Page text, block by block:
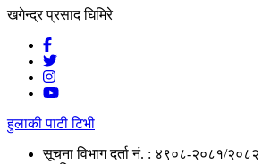
खगेन्द्र प्रसाद घिमिरे
हुलाकी पाटी टिभी
सूचना विभाग दर्ता नं. : ४९०८-२०८१/२०८२